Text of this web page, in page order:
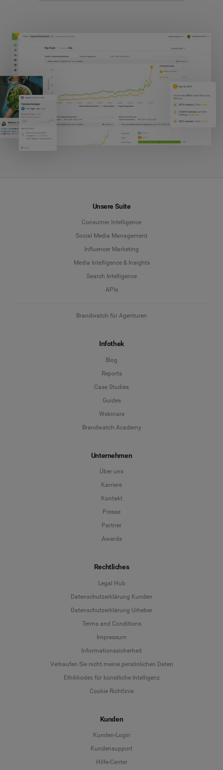
Unsere Suite
Consumer Intelligence
Social Media Management
Influencer Marketing
Media Intelligence & Insights
Search Intelligence
APIs
Brandwatch für Agenturen
Infothek
Blog
Reports
Case Studies
Guides
Webinare
Brandwatch Academy
Unternehmen
Über uns
Karriere
Kontakt
Presse
Partner
Awards
Rechtliches
Legal Hub
Datenschutzerklärung Kunden
Datenschutzerklärung Urheber
Terms and Conditions
Impressum
Informationssicherheit
Verkaufen Sie nicht meine persönlichen Daten
Ethikkodex für künstliche Intelligenz
Cookie Richtlinie
Kunden
Kunden-Login
Kundensupport
Hilfe-Center
Deutsch
English